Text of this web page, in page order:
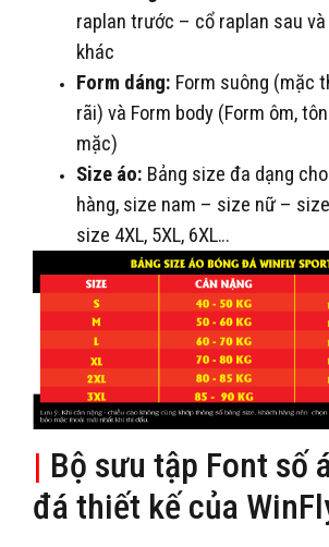
raplan trước – cổ raplan sau
khác
Form dáng: Form suông (mặc
rãi) và Form body (Form ôm,
mặc)
Size áo: Bảng size đa dạng
hàng, size nam – size nữ –
size 4XL, 5XL, 6XL…
| Bộ sưu tập Font số
đá thiết kế của